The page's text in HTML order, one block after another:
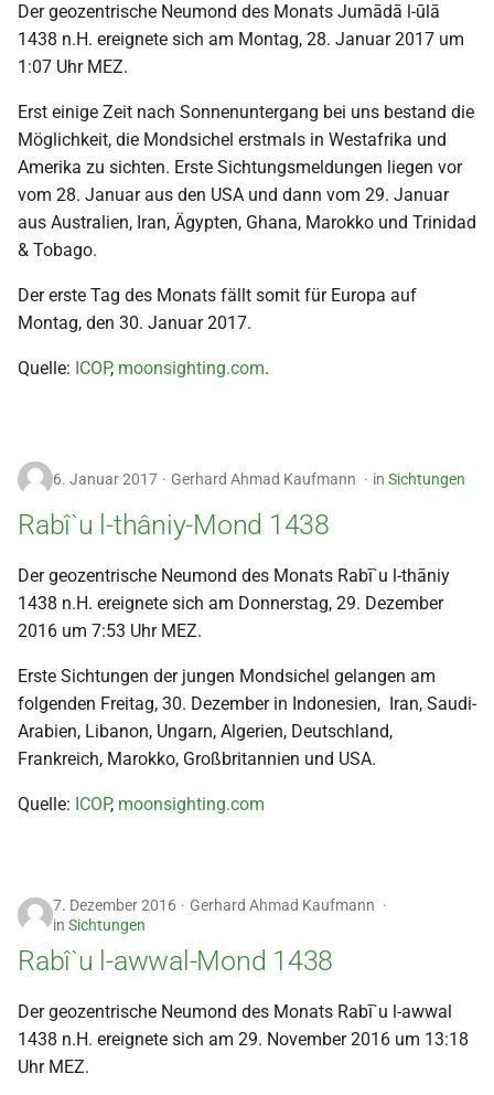
2010
2008
2007
2006
2005
2004
2002
2001
2000
Der geozentrische Neumond des Monats Jumādā l-ūlā
1438 n.H. ereignete sich am Montag, 28. Januar 2017 um
1:07 Uhr MEZ.
Erst einige Zeit nach Sonnenuntergang bei uns bestand die
Möglichkeit, die Mondsichel erstmals in Westafrika und
Amerika zu sichten. Erste Sichtungsmeldungen liegen vor
vom 28. Januar aus den USA und dann vom 29. Januar
aus Australien, Iran, Ägypten, Ghana, Marokko und Trinidad
& Tobago.
Der erste Tag des Monats fällt somit für Europa auf
Montag, den 30. Januar 2017.
Quelle: ICOP, moonsighting.com.
6. Januar 2017 Gerhard Ahmad Kaufmann in Sichtungen
Rabî`u l-thâniy-Mond 1438
Der geozentrische Neumond des Monats Rabī`u l-thāniy
1438 n.H. ereignete sich am Donnerstag, 29. Dezember
2016 um 7:53 Uhr MEZ.
Erste Sichtungen der jungen Mondsichel gelangen am
folgenden Freitag, 30. Dezember in Indonesien, Iran, Saudi-
Arabien, Libanon, Ungarn, Algerien, Deutschland,
Frankreich, Marokko, Großbritannien und USA.
Quelle: ICOP, moonsighting.com
7. Dezember 2016
Gerhard Ahmad Kaufmann
in Sichtungen
Rabî`u l-awwal-Mond 1438
Der geozentrische Neumond des Monats Rabī`u l-awwal
1438 n.H. ereignete sich am 29. November 2016 um 13:18
Uhr MEZ.